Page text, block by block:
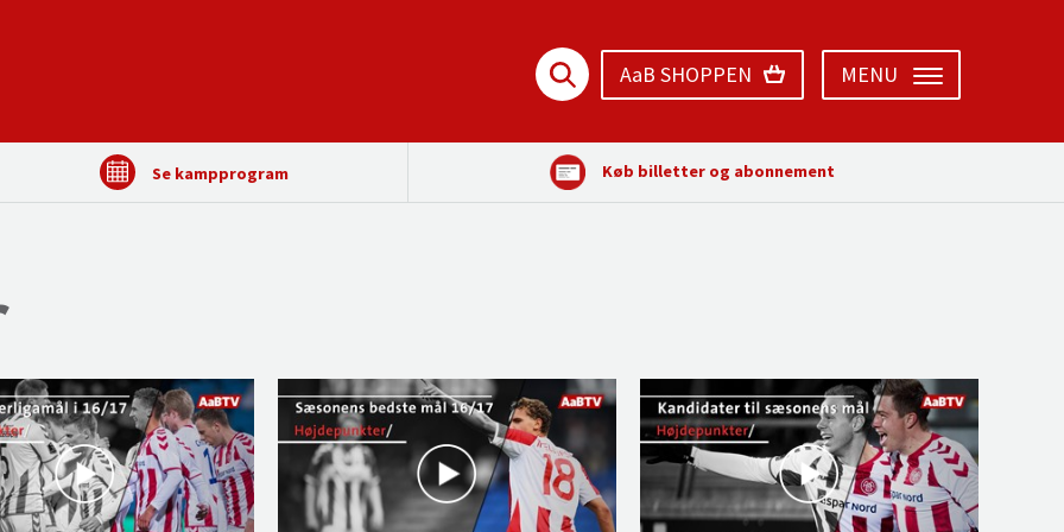
AaB SHOPPEN MENU
Køb billetter og abonnement
Se kampprogram